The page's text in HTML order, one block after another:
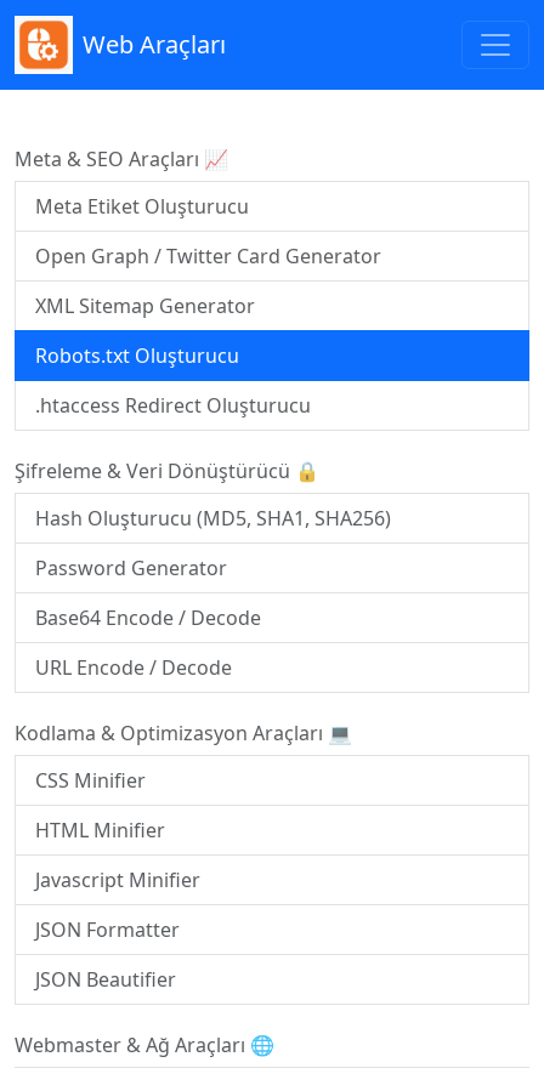
Web Araçları
Meta & SEO Araçları 📈
Meta Etiket Oluşturucu
Open Graph / Twitter Card Generator
XML Sitemap Generator
Robots.txt Oluşturucu
.htaccess Redirect Oluşturucu
Şifreleme & Veri Dönüştürücü 🔒
Hash Oluşturucu (MD5, SHA1, SHA256)
Password Generator
Base64 Encode / Decode
URL Encode / Decode
Kodlama & Optimizasyon Araçları 💻
CSS Minifier
HTML Minifier
Javascript Minifier
JSON Formatter
JSON Beautifier
Webmaster & Ağ Araçları 🌐